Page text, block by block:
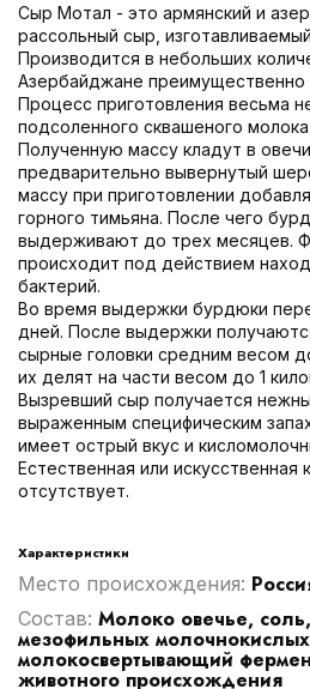
Сыр Мотал - это армянский и
рассольный сыр,
Производится в небольших
Азербайджане преимущественно
Процесс приготовления весьма
подсоленного сквашеного
Полученную массу кладут в
предварительно вывернутый
массу при приготовлении
горного тимьяна. После чего
выдерживают до трех месяцев.
происходит под действием
бактерий.
Во время выдержки бурдюки
дней. После выдержки
сырные головки средним весом
их делят на части весом до 1
Вызревший сыр получается
выраженным специфическим
имеет острый вкус и
Естественная или искусственная
отсутствует.
Характеристики
Место происхождения:
Cостав: Молоко овечье, соль,
мезофильных
молокосвертывающий
животного происхождения